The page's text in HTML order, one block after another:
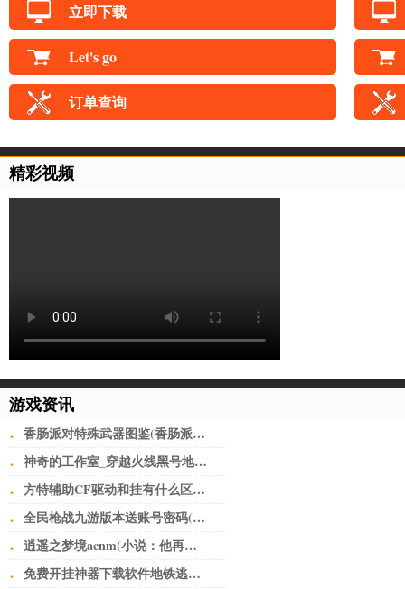
立即下载
Let's go
订单查询
精彩视频
游戏资讯
· 香肠派对特殊武器图鉴(香肠派对武器搭配一览表2022 强势上分)
· 神奇的工作室_穿越火线黑号地址(做淘宝必备工具)
· 方特辅助CF驱动和挂有什么区别迂回操控游戏_CF黑号网
· 全民枪战九游版本送账号密码(全民枪战2九游版 v3.21.0安卓版)
· 逍遥之梦境acnm(小说：他再一次置身之内，脸庞像上次一样，写满了茫然)
· 免费开挂神器下载软件地铁逃生(深圳又开挂！机荷高速将改上下双层8+8车道，全国首创)